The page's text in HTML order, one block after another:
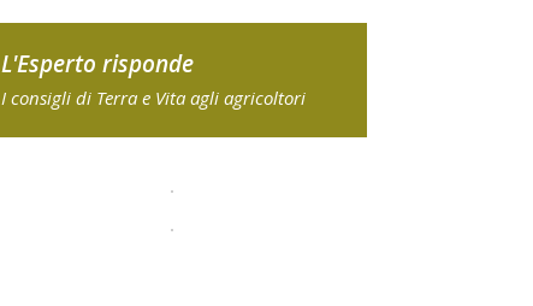
L'Esperto risponde
I consigli di Terra e Vita agli agricoltori